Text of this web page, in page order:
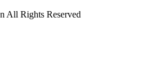
All Rights Reserved